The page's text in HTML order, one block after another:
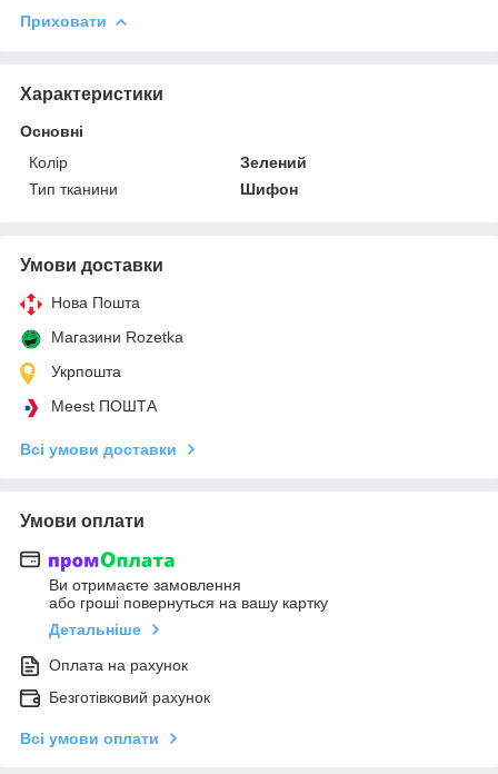
Приховати
Характеристики
Основні
Колір
Зелений
Тип тканини
Шифон
Умови доставки
Нова Пошта
Магазини Rozetka
Укрпошта
Meest ПОШТА
Всі умови доставки
Умови оплати
Ви отримаєте замовлення
або гроші повернуться на вашу картку
Детальніше
Оплата на рахунок
Безготівковий рахунок
Всі умови оплати